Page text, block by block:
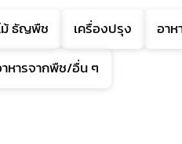
ม้ ธัญพืช เครื่องปรุง อาห
หารจากพืช/อื่น ๆ